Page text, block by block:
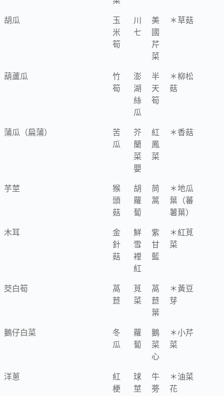
胡瓜
玉
米
筍
川
七
美
國
芹
菜
＊草菇
葫蘆瓜
竹
筍
澎
湖
絲
瓜
半
天
筍
＊柳松
菇
蒲瓜（扁蒲）
苦
瓜
芥
蘭
菜
嬰
紅
鳳
菜
＊香菇
芋莖
猴
頭
菇
胡
蘿
蔔
茼
蒿
＊地瓜
葉（蕃
薯葉）
木耳
金
針
菇
鮮
雪
裡
紅
紫
甘
藍
＊紅莧
菜
茭白筍
萵
苣
莧
菜
萵
苣
葉
＊黃豆
芽
鵝仔白菜
冬
瓜
蘿
蔔
鵝
菜
心
＊小芹
菜
洋蔥
紅
梗
球
莖
牛
蒡
＊油菜
花